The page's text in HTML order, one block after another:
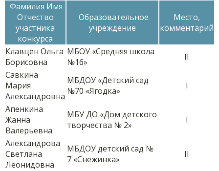
Фамилия Имя
Отчество
участника
конкурса
Образовательное
учреждение
Место,
комментарий
Клавцен Ольга
Борисовна
МБОУ «Средняя школа
№16»
II
Савкина
Мария
Александровна
МБДОУ «Детский сад
№70 «Ягодка»
I
Апенкина
Жанна
Валерьевна
МБУ ДО «Дом детского
творчества № 2»
I
Александрова
Светлана
Леонидовна
МБДОУ детский сад №
7 «Снежинка»
II